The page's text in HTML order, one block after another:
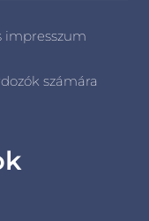
impresszum
számára